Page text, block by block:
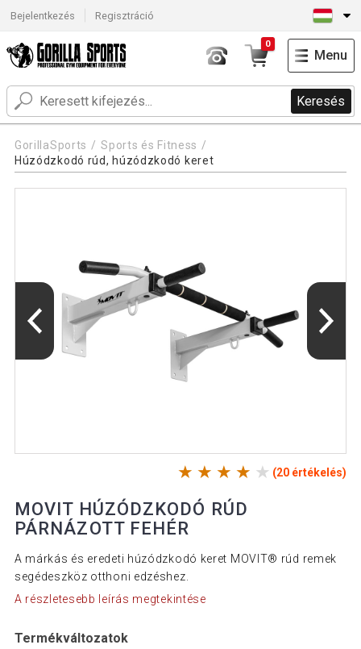
Bejelentkezés Regisztráció
Keresés
0
Menu
GorillaSports
Sports és Fitness
Húzódzkodó rúd, húzódzkodó keret
(20 értékelés)
MOVIT HÚZÓDZKODÓ RÚD
PÁRNÁZOTT FEHÉR
A márkás és eredeti húzódzkodó keret MOVIT® rúd remek
segédeszköz otthoni edzéshez.
A részletesebb leírás megtekintése
Termékváltozatok